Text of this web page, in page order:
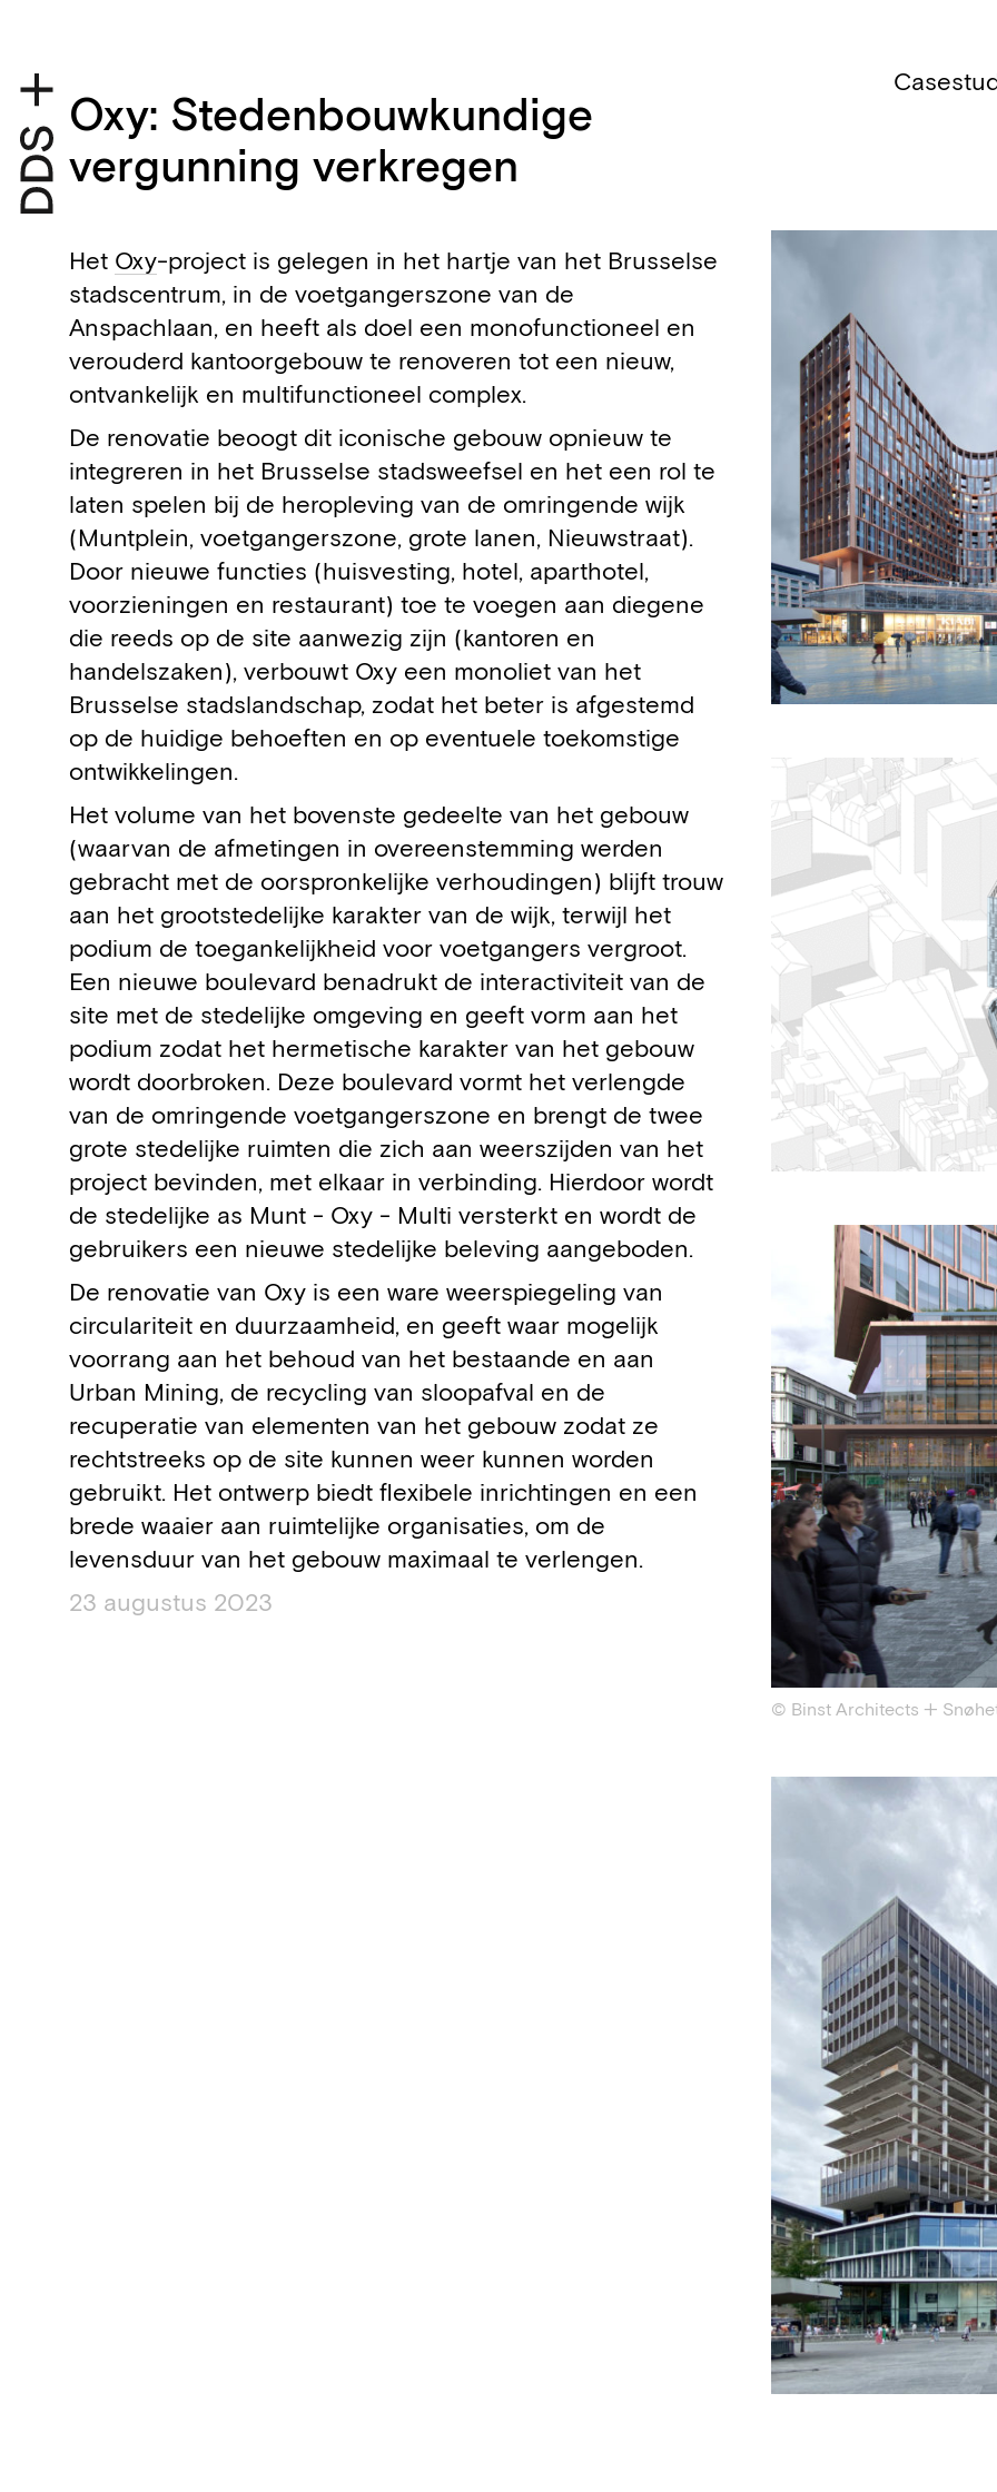
Oxy: Stedenbouwkundige
vergunning verkregen
Het Oxy-project is gelegen in het hartje van het Brusselse
stadscentrum, in de voetgangerszone van de
Anspachlaan, en heeft als doel een monofunctioneel en
verouderd kantoorgebouw te renoveren tot een nieuw,
ontvankelijk en multifunctioneel complex.
De renovatie beoogt dit iconische gebouw opnieuw te
integreren in het Brusselse stadsweefsel en het een rol te
laten spelen bij de heropleving van de omringende wijk
(Muntplein, voetgangerszone, grote lanen, Nieuwstraat).
Door nieuwe functies (huisvesting, hotel, aparthotel,
voorzieningen en restaurant) toe te voegen aan diegene
die reeds op de site aanwezig zijn (kantoren en
handelszaken), verbouwt Oxy een monoliet van het
Brusselse stadslandschap, zodat het beter is afgestemd
op de huidige behoeften en op eventuele toekomstige
ontwikkelingen.
Het volume van het bovenste gedeelte van het gebouw
(waarvan de afmetingen in overeenstemming werden
gebracht met de oorspronkelijke verhoudingen) blijft trouw
aan het grootstedelijke karakter van de wijk, terwijl het
podium de toegankelijkheid voor voetgangers vergroot.
Een nieuwe boulevard benadrukt de interactiviteit van de
site met de stedelijke omgeving en geeft vorm aan het
podium zodat het hermetische karakter van het gebouw
wordt doorbroken. Deze boulevard vormt het verlengde
van de omringende voetgangerszone en brengt de twee
grote stedelijke ruimten die zich aan weerszijden van het
project bevinden, met elkaar in verbinding. Hierdoor wordt
de stedelijke as Munt - Oxy - Multi versterkt en wordt de
gebruikers een nieuwe stedelijke beleving aangeboden.
De renovatie van Oxy is een ware weerspiegeling van
circulariteit en duurzaamheid, en geeft waar mogelijk
voorrang aan het behoud van het bestaande en aan
Urban Mining, de recycling van sloopafval en de
recuperatie van elementen van het gebouw zodat ze
rechtstreeks op de site kunnen weer kunnen worden
gebruikt. Het ontwerp biedt flexibele inrichtingen en een
brede waaier aan ruimtelijke organisaties, om de
levensduur van het gebouw maximaal te verlengen.
23 augustus 2023
© Binst Architects +